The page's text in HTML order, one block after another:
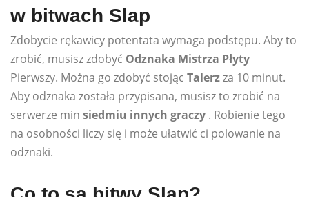
w bitwach Slap
Zdobycie rękawicy potentata wymaga podstępu. Aby to
zrobić, musisz zdobyć Odznaka Mistrza Płyty
Pierwszy. Można go zdobyć stojąc Talerzza 10 minut.
Aby odznaka została przypisana, musisz to zrobić na
serwerze min siedmiu innych graczy . Robienie tego
na osobności liczy się i może ułatwić ci polowanie na
odznaki.